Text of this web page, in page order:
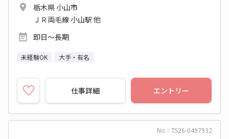
栃木県 小山市
ＪＲ両毛線 小山駅 他
即日～長期
未経験OK 大手・有名
仕事詳細 エントリー
No：TS26-0497932